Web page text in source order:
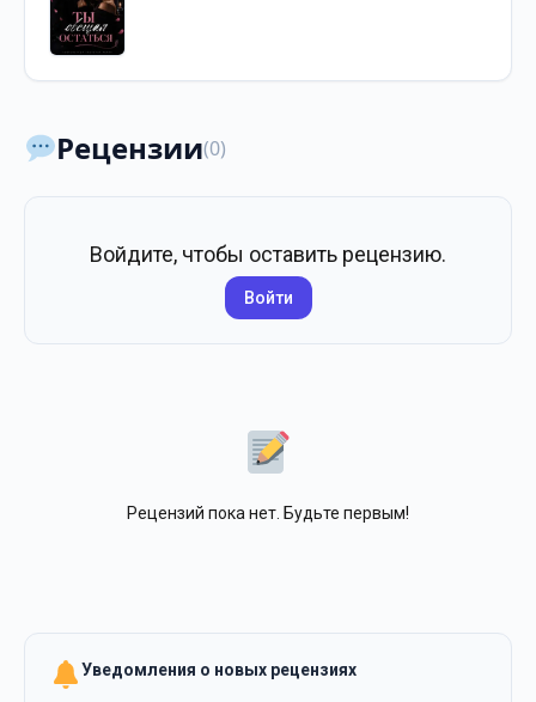
Рецензии(0)
Войдите, чтобы оставить рецензию.
Войти
Рецензий пока нет. Будьте первым!
Уведомления о новых рецензиях